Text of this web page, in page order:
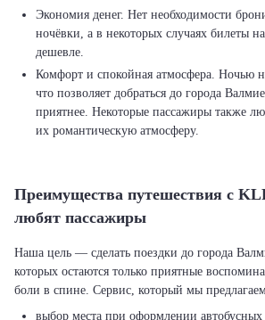
Экономия денег. Нет необходимости
ночёвки, а в некоторых случаях билеты
дешевле.
Комфорт и спокойная атмосфера. Ночью
что позволяет добраться до города
приятнее. Некоторые пассажиры также
их романтическую атмосферу.
Преимущества путешествия с
любят пассажиры
Наша цель — сделать поездки до города
которых остаются только приятные
выбор места при оформлении автобусных